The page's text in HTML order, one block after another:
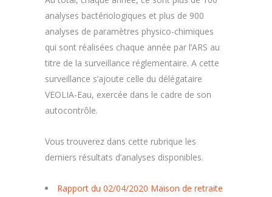
analyses bactériologiques et plus de 900
analyses de paramètres physico-chimiques
qui sont réalisées chaque année par l’ARS au
titre de la surveillance réglementaire. A cette
surveillance s’ajoute celle du délégataire
VEOLIA-Eau, exercée dans le cadre de son
autocontrôle.
Vous trouverez dans cette rubrique les
derniers résultats d’analyses disponibles.
Rapport du 02/04/2020 Maison de retraite